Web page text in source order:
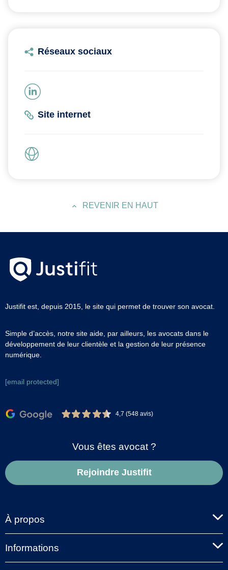
Réseaux sociaux
Site internet
REVENIR EN HAUT
Justifit est, depuis 2015, le site qui permet de trouver son avocat.
Simple d’accès, notre site aide, par ailleurs, les avocats dans le
développement de leur clientèle et la gestion de leur présence
numérique.
[email protected]
4,7 (548 avis)
Vous êtes avocat ?
Rejoindre Justifit
À propos
Informations